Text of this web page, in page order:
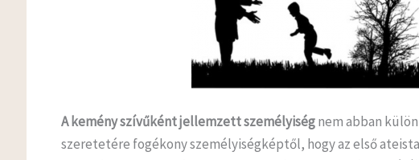
A kemény szívűként jellemzett személyiségnem abban
szeretetére fogékony személyiségképtől, hogy az első